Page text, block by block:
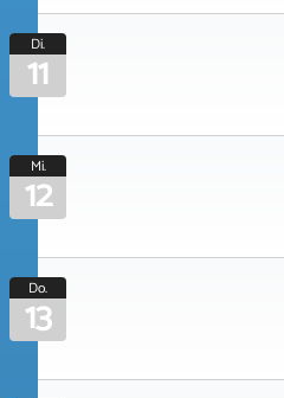
Di.
11
Mi.
12
Do.
13